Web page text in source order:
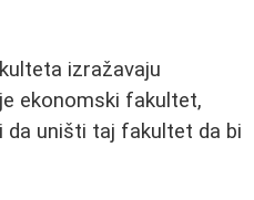
izražavaju
ekonomski fakultet,
da uništi taj fakultet da bi